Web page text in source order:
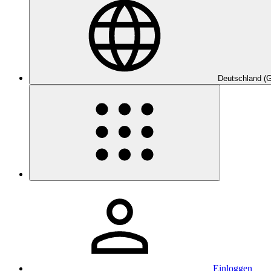
Deutschland
Einloggen